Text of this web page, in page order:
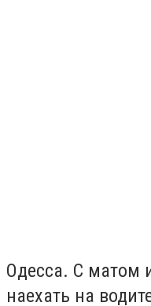
Одесса. С матом
наехать на